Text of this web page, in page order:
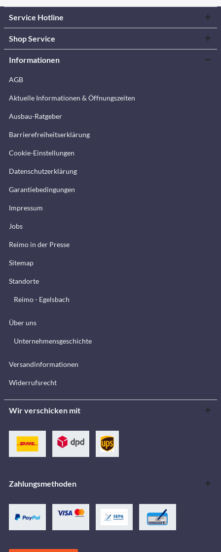
Service Hotline
Shop Service
Informationen
AGB
Aktuelle Informationen & Öffnungszeiten
Ausbau-Ratgeber
Barrierefreiheitserklärung
Cookie-Einstellungen
Datenschutzerklärung
Garantiebedingungen
Impressum
Jobs
Reimo in der Presse
Sitemap
Standorte
Reimo - Egelsbach
Über uns
Unternehmensgeschichte
Versandinformationen
Widerrufsrecht
Wir verschicken mit
Zahlungsmethoden